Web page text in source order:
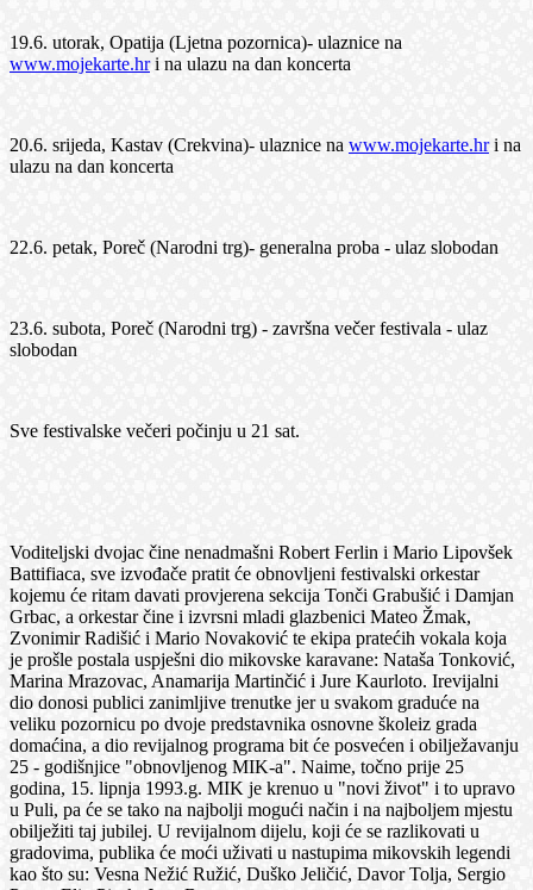
19.6. utorak, Opatija (Ljetna pozornica)- ulaznice na
www.mojekarte.hri na ulazu na dan koncerta
20.6. srijeda, Kastav (Crekvina)- ulaznice na www.mojekarte.hri na
ulazu na dan koncerta
22.6. petak, Poreč (Narodni trg)- generalna proba - ulaz slobodan
23.6. subota, Poreč (Narodni trg) - završna večer festivala - ulaz
slobodan
Sve festivalske večeri počinju u 21 sat.
Voditeljski dvojac čine nenadmašni Robert Ferlin i Mario Lipovšek
Battifiaca, sve izvođače pratit će obnovljeni festivalski orkestar
kojemu će ritam davati provjerena sekcija Tonči Grabušić i Damjan
Grbac, a orkestar čine i izvrsni mladi glazbenici Mateo Žmak,
Zvonimir Radišić i Mario Novaković te ekipa pratećih vokala koja
je prošle postala uspješni dio mikovske karavane: Nataša Tonković,
Marina Mrazovac, Anamarija Martinčić i Jure Kaurloto. Irevijalni
dio donosi publici zanimljive trenutke jer u svakom graduće na
veliku pozornicu po dvoje predstavnika osnovne školeiz grada
domaćina, a dio revijalnog programa bit će posvećen i obilježavanju
25 - godišnjice "obnovljenog MIK-a". Naime, točno prije 25
godina, 15. lipnja 1993.g. MIK je krenuo u "novi život" i to upravo
u Puli, pa će se tako na najbolji mogući način i na najboljem mjestu
obilježiti taj jubilej. U revijalnom dijelu, koji će se razlikovati u
gradovima, publika će moći uživati u nastupima mikovskih legendi
kao što su: Vesna Nežić Ružić, Duško Jeličić, Davor Tolja, Sergio